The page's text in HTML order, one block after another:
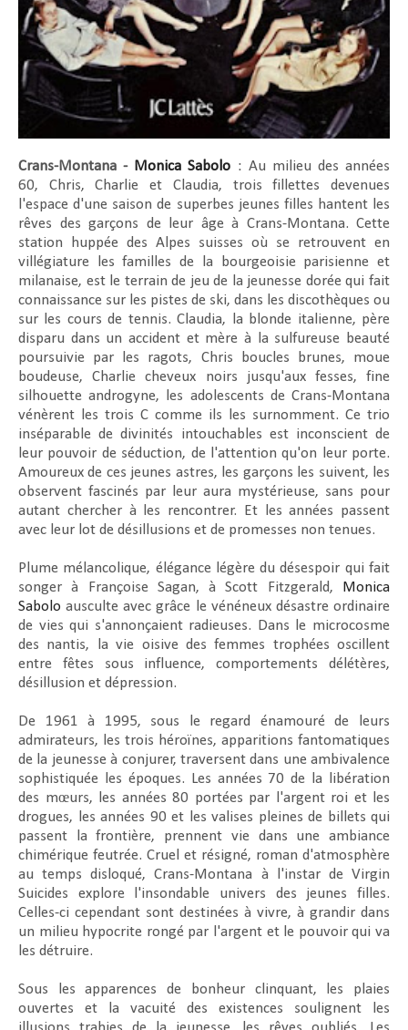
Crans-Montana - Monica Sabolo : Au milieu des années
60, Chris, Charlie et Claudia, trois fillettes devenues
l'espace d'une saison de superbes jeunes filles hantent les
rêves des garçons de leur âge à Crans-Montana. Cette
station huppée des Alpes suisses où se retrouvent en
villégiature les familles de la bourgeoisie parisienne et
milanaise, est le terrain de jeu de la jeunesse dorée qui fait
connaissance sur les pistes de ski, dans les discothèques ou
sur les cours de tennis. Claudia, la blonde italienne, père
disparu dans un accident et mère à la sulfureuse beauté
poursuivie par les ragots, Chris boucles brunes, moue
boudeuse, Charlie cheveux noirs jusqu'aux fesses, fine
silhouette androgyne, les adolescents de Crans-Montana
vénèrent les trois C comme ils les surnomment. Ce trio
inséparable de divinités intouchables est inconscient de
leur pouvoir de séduction, de l'attention qu'on leur porte.
Amoureux de ces jeunes astres, les garçons les suivent, les
observent fascinés par leur aura mystérieuse, sans pour
autant chercher à les rencontrer. Et les années passent
avec leur lot de désillusions et de promesses non tenues.
Plume mélancolique, élégance légère du désespoir qui fait
songer à Françoise Sagan, à Scott Fitzgerald,
Monica
Sabolo ausculte avec grâce le vénéneux désastre ordinaire
de vies qui s'annonçaient radieuses. Dans le microcosme
des nantis, la vie oisive des femmes trophées oscillent
entre fêtes sous influence, comportements délétères,
désillusion et dépression.
De 1961 à 1995, sous le regard énamouré de leurs
admirateurs, les trois héroïnes, apparitions fantomatiques
de la jeunesse à conjurer, traversent dans une ambivalence
sophistiquée les époques. Les années 70 de la libération
des mœurs, les années 80 portées par l'argent roi et les
drogues, les années 90 et les valises pleines de billets qui
passent la frontière, prennent vie dans une ambiance
chimérique feutrée. Cruel et résigné, roman d'atmosphère
au temps disloqué,Crans-Montana à l'instar deVirgin
Suicides explore l'insondable univers des jeunes filles.
Celles-ci cependant sont destinées à vivre, à grandir dans
un milieu hypocrite rongé par l'argent et le pouvoir qui va
les détruire.
Sous les apparences de bonheur clinquant, les plaies
ouvertes et la vacuité des existences soulignent les